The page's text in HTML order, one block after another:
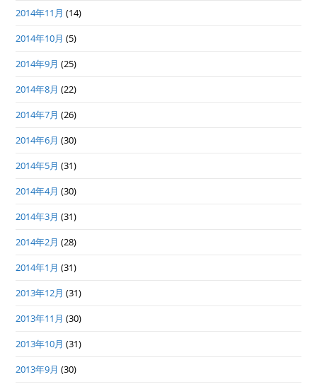
2014年11月 (14)
2014年10月 (5)
2014年9月 (25)
2014年8月 (22)
2014年7月 (26)
2014年6月 (30)
2014年5月 (31)
2014年4月 (30)
2014年3月 (31)
2014年2月 (28)
2014年1月 (31)
2013年12月 (31)
2013年11月 (30)
2013年10月 (31)
2013年9月 (30)